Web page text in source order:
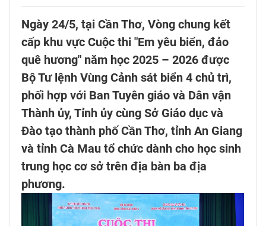
Ngày 24/5, tại Cần Thơ, Vòng chung kết
cấp khu vực Cuộc thi "Em yêu biển, đảo
quê hương" năm học 2025 – 2026 được
Bộ Tư lệnh Vùng Cảnh sát biển 4 chủ trì,
phối hợp với Ban Tuyên giáo và Dân vận
Thành ủy, Tỉnh ủy cùng Sở Giáo dục và
Đào tạo thành phố Cần Thơ, tỉnh An Giang
và tỉnh Cà Mau tổ chức dành cho học sinh
trung học cơ sở trên địa bàn ba địa
phương.